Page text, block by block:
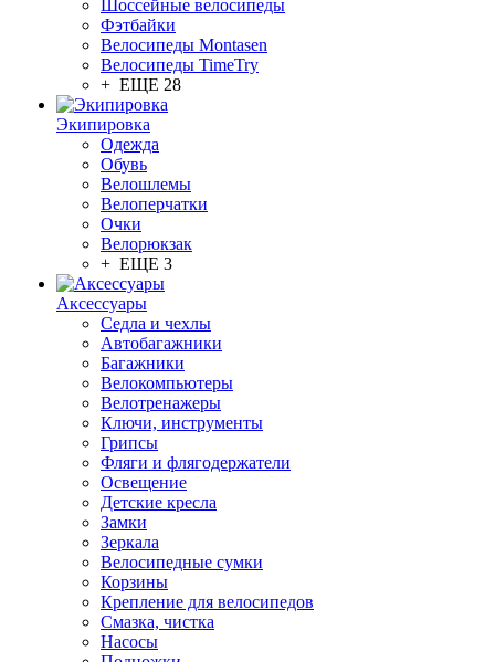
Шоссейные велосипеды
Фэтбайки
Велосипеды Montasen
Велосипеды TimeTry
+ ЕЩЕ 28
Экипировка
Одежда
Обувь
Велошлемы
Велоперчатки
Очки
Велорюкзак
+ ЕЩЕ 3
Аксессуары
Седла и чехлы
Автобагажники
Багажники
Велокомпьютеры
Велотренажеры
Ключи, инструменты
Грипсы
Фляги и флягодержатели
Освещение
Детские кресла
Замки
Зеркала
Велосипедные сумки
Корзины
Крепление для велосипедов
Смазка, чистка
Насосы